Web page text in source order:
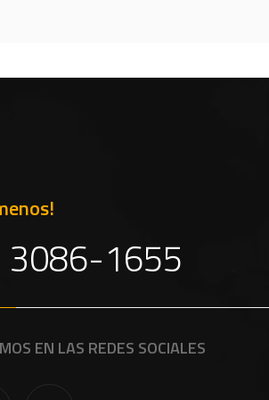
3086-1655
EN LAS REDES SOCIALES